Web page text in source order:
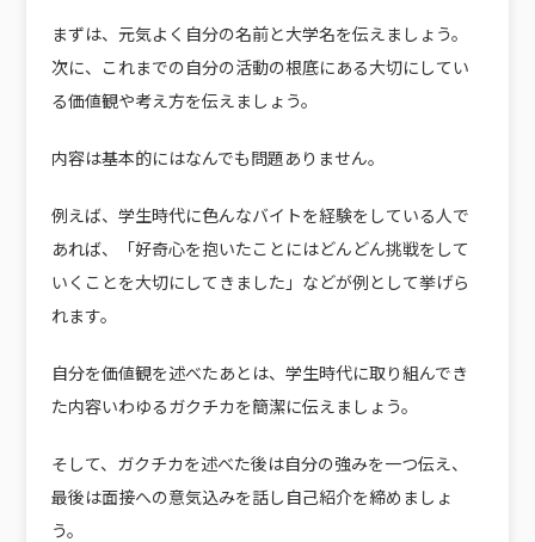
まずは、元気よく自分の名前と大学名を伝えましょう。
次に、これまでの自分の活動の根底にある大切にしてい
る価値観や考え方を伝えましょう。
内容は基本的にはなんでも問題ありません。
例えば、学生時代に色んなバイトを経験をしている人で
あれば、「好奇心を抱いたことにはどんどん挑戦をして
いくことを大切にしてきました」などが例として挙げら
れます。
自分を価値観を述べたあとは、学生時代に取り組んでき
た内容いわゆるガクチカを簡潔に伝えましょう。
そして、ガクチカを述べた後は自分の強みを一つ伝え、
最後は面接への意気込みを話し自己紹介を締めましょ
う。